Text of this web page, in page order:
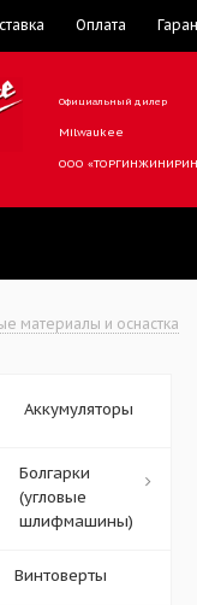
Оплата
Официальный дилер
Milwaukee
ООО
материалы и оснастка
Аккумуляторы
Болгарки
(угловые
шлифмашины)
Винтоверты